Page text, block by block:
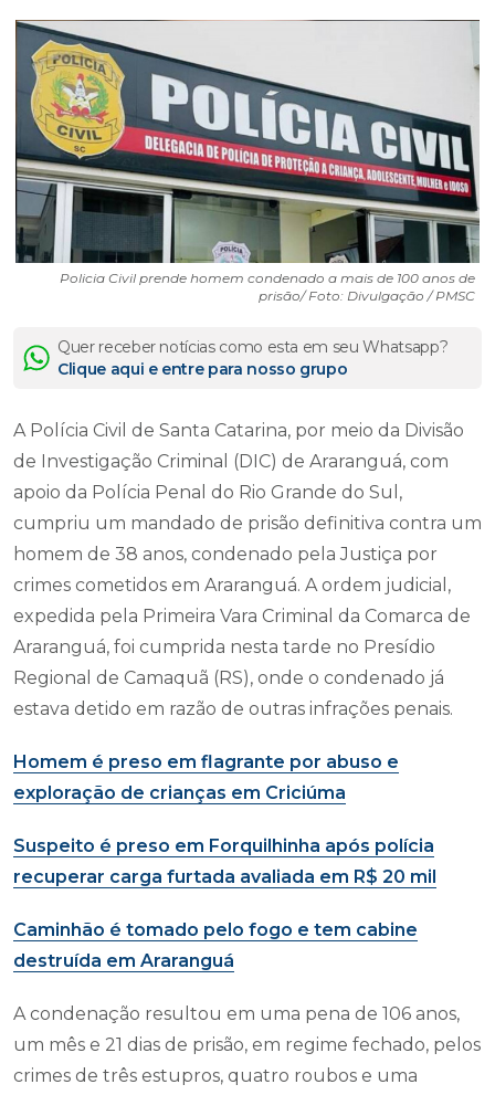
Policia Civil prende homem condenado a mais de 100 anos de
prisão/ Foto: Divulgação / PMSC
Quer receber notícias como esta em seu Whatsapp?
Clique aqui e entre para nosso grupo
A Polícia Civil de Santa Catarina, por meio da Divisão
de Investigação Criminal (DIC) de Araranguá, com
apoio da Polícia Penal do Rio Grande do Sul,
cumpriu um mandado de prisão definitiva contra um
homem de 38 anos, condenado pela Justiça por
crimes cometidos em Araranguá. A ordem judicial,
expedida pela Primeira Vara Criminal da Comarca de
Araranguá, foi cumprida nesta tarde no Presídio
Regional de Camaquã (RS), onde o condenado já
estava detido em razão de outras infrações penais.
Homem é preso em flagrante por abuso e
exploração de crianças em Criciúma
Suspeito é preso em Forquilhinha após polícia
recuperar carga furtada avaliada em R$ 20 mil
Caminhão é tomado pelo fogo e tem cabine
destruída em Araranguá
A condenação resultou em uma pena de 106 anos,
um mês e 21 dias de prisão, em regime fechado, pelos
crimes de três estupros, quatro roubos e uma